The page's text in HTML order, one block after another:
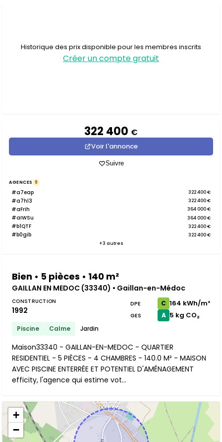
Historique des prix disponible pour les membres inscrits
Créer un compte gratuit
322 400 €
Voir l'annonce
Suivre
AGENCES 9
#a7eap 322 400 €
#a7hl3 322 400 €
#aFrIh 364 000 €
#aIWSu 364 000 €
#b1QTF 322 400 €
#b0gib
322 400 €
+3 autres
Bien • 5 pièces • 140 m²
GAILLAN EN MEDOC (33340) • Gaillan-en-Médoc
CONSTRUCTION
1992
Piscine Calme Jardin
DPE C 164 kWh/m²
GES A 5 kg CO₂
Maison33340 - GAILLAN-EN-MEDOC - QUARTIER
RESIDENTIEL - 5 PIÈCES - 4 CHAMBRES - 140.0 M² - MAISON
AVEC PISCINE ENTERRÉE ET POTENTIEL D'AMÉNAGEMENT
efficity, l'agence qui estime vot...
+
−